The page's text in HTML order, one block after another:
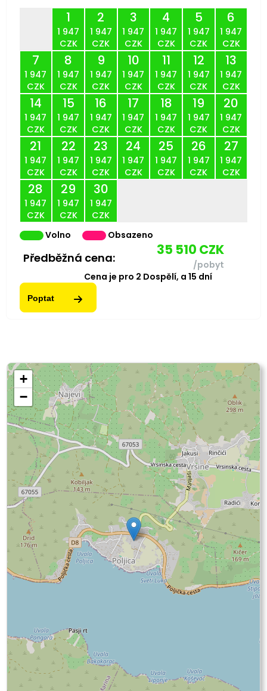
1
1 947
CZK
2
1 947
CZK
3
1 947
CZK
4
1 947
CZK
5
1 947
CZK
6
1 947
CZK
7
1 947
CZK
8
1 947
CZK
9
1 947
CZK
10
1 947
CZK
11
1 947
CZK
12
1 947
CZK
13
1 947
CZK
14
1 947
CZK
15
1 947
CZK
16
1 947
CZK
17
1 947
CZK
18
1 947
CZK
19
1 947
CZK
20
1 947
CZK
21
1 947
CZK
22
1 947
CZK
23
1 947
CZK
24
1 947
CZK
25
1 947
CZK
26
1 947
CZK
27
1 947
CZK
28
1 947
CZK
29
1 947
CZK
30
1 947
CZK
Volno
Obsazeno
Předběžná cena: 35 510 CZK
/pobyt
Cena je pro 2 Dospělí, a 15 dní
Poptat
+
−